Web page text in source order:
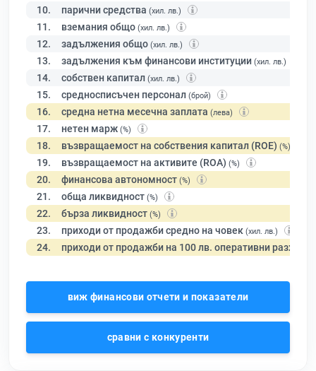
10. парични средства (хил. лв.)
11. вземания общо (хил. лв.)
12. задължения общо (хил. лв.)
13. задължения към финансови институции (хил. лв.)
14. собствен капитал (хил. лв.)
15. средносписъчен персонал (брой)
16. средна нетна месечна заплата (лева)
17. нетен марж (%)
18. възвращаемост на собствения капитал (ROE) (%)
19. възвращаемост на активите (ROA) (%)
20. финансова автономност (%)
21. обща ликвидност (%)
22. бърза ликвидност (%)
23. приходи от продажби средно на човек (хил. лв.)
24. приходи от продажби на 100 лв. оперативни разходи
виж финансови отчети и показатели
сравни с конкуренти